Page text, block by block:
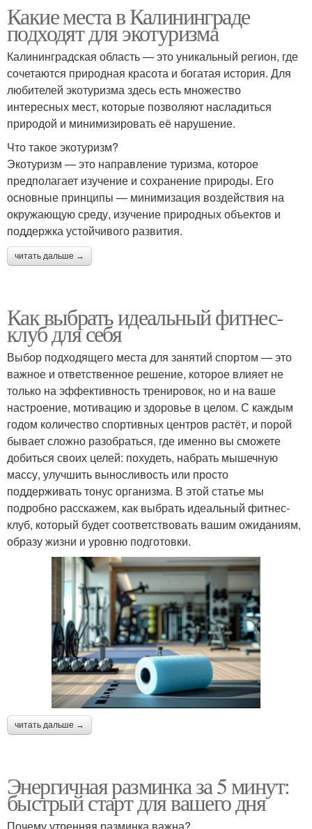
Какие места в Калининграде
подходят для экотуризма
Калининградская область — это уникальный регион, где
сочетаются природная красота и богатая история. Для
любителей экотуризма здесь есть множество
интересных мест, которые позволяют насладиться
природой и минимизировать её нарушение.
Что такое экотуризм?
Экотуризм — это направление туризма, которое
предполагает изучение и сохранение природы. Его
основные принципы — минимизация воздействия на
окружающую среду, изучение природных объектов и
поддержка устойчивого развития.
читать дальше →
Как выбрать идеальный фитнес-
клуб для себя
Выбор подходящего места для занятий спортом — это
важное и ответственное решение, которое влияет не
только на эффективность тренировок, но и на ваше
настроение, мотивацию и здоровье в целом. С каждым
годом количество спортивных центров растёт, и порой
бывает сложно разобраться, где именно вы сможете
добиться своих целей: похудеть, набрать мышечную
массу, улучшить выносливость или просто
поддерживать тонус организма. В этой статье мы
подробно расскажем, как выбрать идеальный фитнес-
клуб, который будет соответствовать вашим ожиданиям,
образу жизни и уровню подготовки.
читать дальше →
Энергичная разминка за 5 минут:
быстрый старт для вашего дня